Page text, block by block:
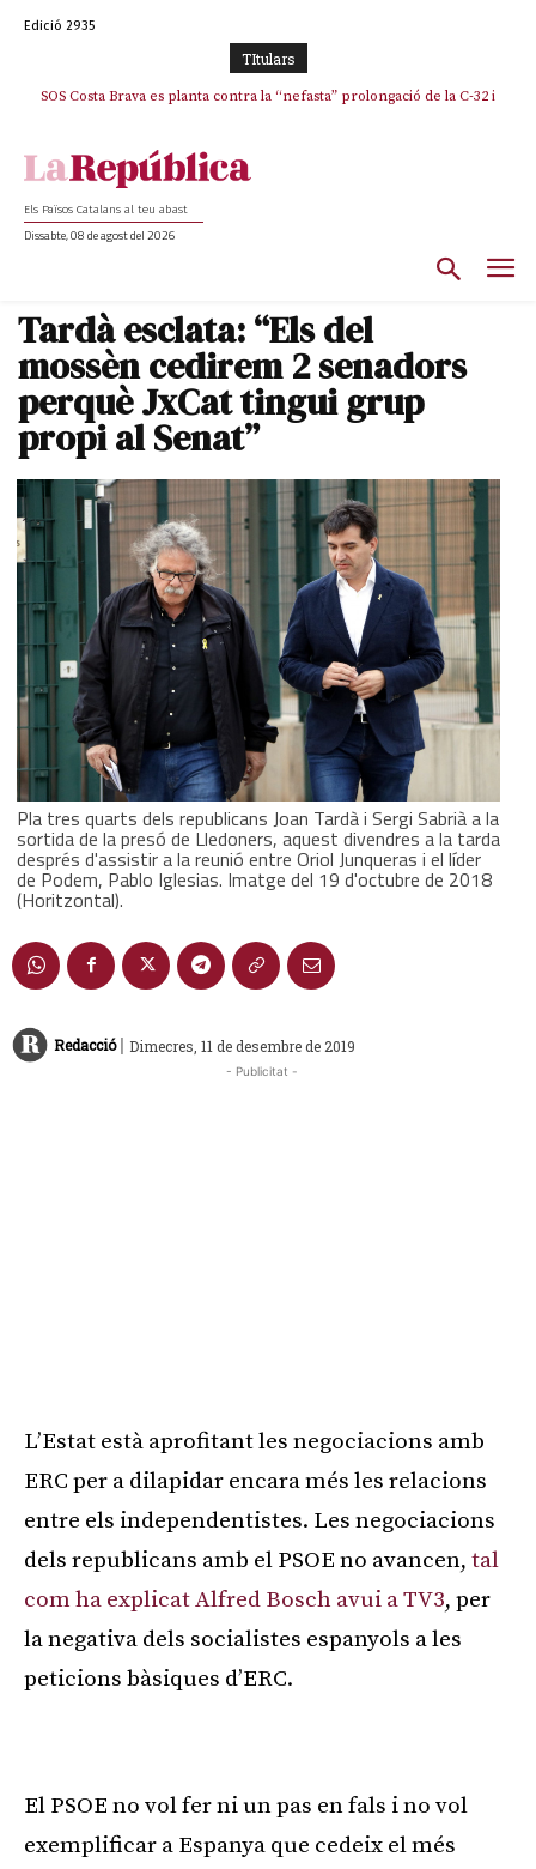
Edició 2935
TItulars
SOS Costa Brava es planta contra la “nefasta” prolongació de la C-32 i
La memòria viva de Josep Sunyol uneix l’esport i la cultura en un emotiu
Els Països Catalans al teu abast
Dissabte, 08 de agost del 2026
Tardà esclata: “Els del
mossèn cedirem 2 senadors
perquè JxCat tingui grup
propi al Senat”
Pla tres quarts dels republicans Joan Tardà i Sergi Sabrià a la
sortida de la presó de Lledoners, aquest divendres a la tarda
després d'assistir a la reunió entre Oriol Junqueras i el líder
de Podem, Pablo Iglesias. Imatge del 19 d'octubre de 2018
(Horitzontal).
Redacció | Dimecres, 11 de desembre de 2019
- Publicitat -
L’Estat està aprofitant les negociacions amb
ERC per a dilapidar encara més les relacions
entre els independentistes. Les negociacions
dels republicans amb el PSOE no avancen, tal
com ha explicat Alfred Bosch avui a TV3, per
la negativa dels socialistes espanyols a les
peticions bàsiques d’ERC.
El PSOE no vol fer ni un pas en fals i no vol
exemplificar a Espanya que cedeix el més